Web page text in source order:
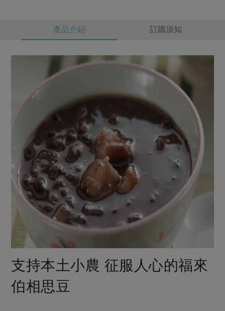
產品介紹 訂購須知
支持本土小農 征服人心的福來
伯相思豆